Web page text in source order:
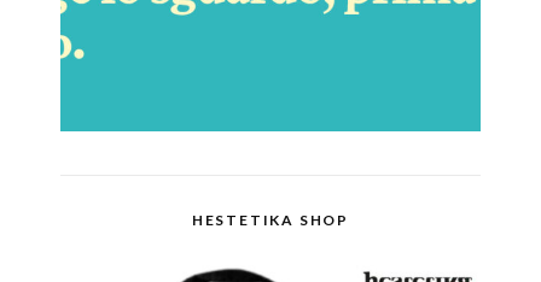
HESTETIKA SHOP